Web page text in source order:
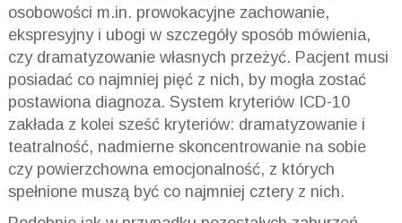
osobowości m.in. prowokacyjne zachowanie,
ekspresyjny i ubogi w szczegóły sposób mówienia,
czy dramatyzowanie własnych przeżyć. Pacjent musi
posiadać co najmniej pięć z nich, by mogła zostać
postawiona diagnoza. System kryteriów ICD-10
zakłada z kolei sześć kryteriów: dramatyzowanie i
teatralność, nadmierne skoncentrowanie na sobie
czy powierzchowna emocjonalność, z których
spełnione muszą być co najmniej cztery z nich.